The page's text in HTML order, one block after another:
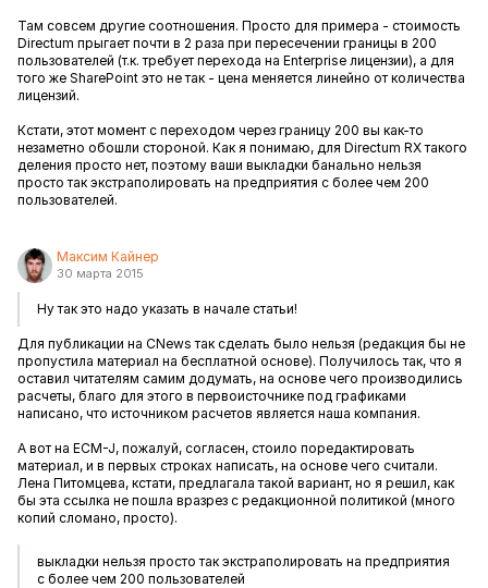
Там совсем другие соотношения. Просто для примера - стоимость
Directum прыгает почти в 2 раза при пересечении границы в 200
пользователей (т.к. требует перехода на Enterprise лицензии), а для
того же SharePoint это не так - цена меняется линейно от количества
лицензий.
Кстати, этот момент с переходом через границу 200 вы как-то
незаметно обошли стороной. Как я понимаю, для Directum RX такого
деления просто нет, поэтому ваши выкладки банально нельзя
просто так экстраполировать на предприятия с более чем 200
пользователей.
Максим Кайнер
30 марта 2015
Ну так это надо указать в начале статьи!
Для публикации на CNews так сделать было нельзя (редакция бы не
пропустила материал на бесплатной основе). Получилось так, что я
оставил читателям самим додумать, на основе чего производились
расчеты, благо для этого в первоисточнике под графиками
написано, что источником расчетов является наша компания.
А вот на ECM-J, пожалуй, согласен, стоило поредактировать
материал, и в первых строках написать, на основе чего считали.
Лена Питомцева, кстати, предлагала такой вариант, но я решил, как
бы эта ссылка не пошла вразрез с редакционной политикой (много
копий сломано, просто).
выкладки нельзя просто так экстраполировать на предприятия
с более чем 200 пользователей